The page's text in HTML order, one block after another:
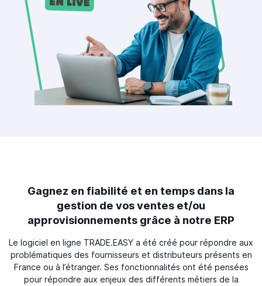
Gagnez en fiabilité et en temps dans la
gestion de vos ventes et/ou
approvisionnements grâce à notre ERP
Le logiciel en ligne TRADE.EASY a été créé pour répondre aux
problématiques des fournisseurs et distributeurs présents en
France ou à l’étranger. Ses fonctionnalités ont été pensées
pour répondre aux enjeux des différents métiers de la